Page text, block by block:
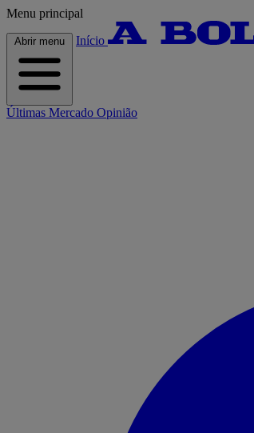
Menu principal
Abrir menu Início
Últimas Mercado Opinião